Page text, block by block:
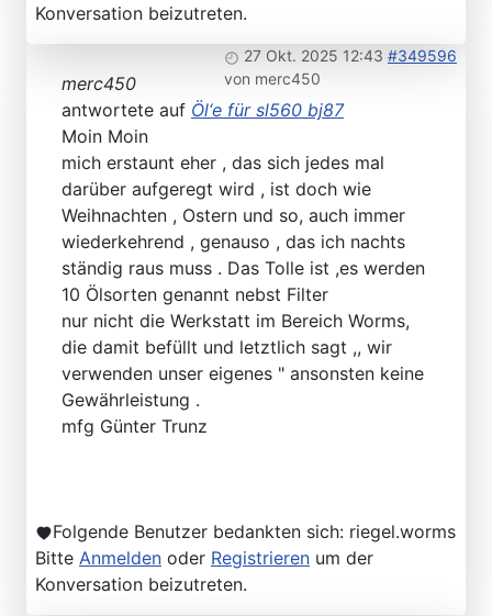
Konversation beizutreten.
27 Okt. 2025 12:43 #349596
von merc450
merc450
antwortete auf Öl‘e für sl560 bj87
Moin Moin
mich erstaunt eher , das sich jedes mal
darüber aufgeregt wird , ist doch wie
Weihnachten , Ostern und so, auch immer
wiederkehrend , genauso , das ich nachts
ständig raus muss . Das Tolle ist ,es werden
10 Ölsorten genannt nebst Filter
nur nicht die Werkstatt im Bereich Worms,
die damit befüllt und letztlich sagt ,, wir
verwenden unser eigenes " ansonsten keine
Gewährleistung .
mfg Günter Trunz
Folgende Benutzer bedankten sich: riegel.worms
Bitte Anmelden oder Registrieren um der
Konversation beizutreten.